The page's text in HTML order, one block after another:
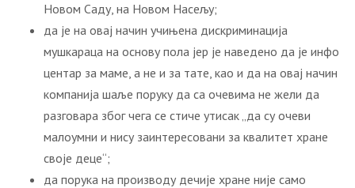
Новом Саду, на Новом Насељу;
да је на овај начин учињена дискриминација
мушкараца на основу пола јер је наведено да је инфо
центар за маме, а не и за тате, као и да на овај начин
компанија шаље поруку да са очевима не жели да
разговара због чега се стиче утисак „да су очеви
малоумни и нису заинтересовани за квалитет хране
своје деце“;
да порука на производу дечије хране није само